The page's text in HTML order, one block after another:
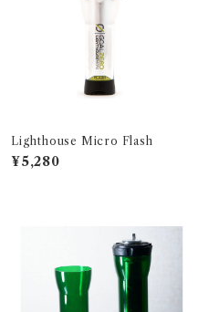
Lighthouse Micro Flash
¥5,280